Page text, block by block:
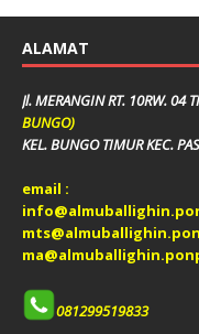
ALAMAT
Jl. MERANGIN RT. 10RW. 04
BUNGO)
KEL. BUNGO TIMUR KEC.
email :
081299519833